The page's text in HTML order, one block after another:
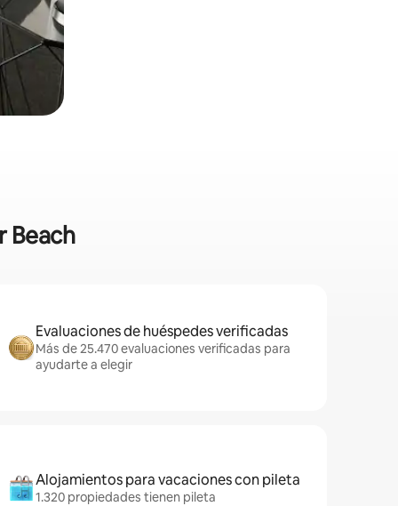
Beach
Evaluaciones de huéspedes verificadas
Más de 25.470 evaluaciones verificadas para
ayudarte a elegir
Alojamientos para vacaciones con pileta
1.320 propiedades tienen pileta